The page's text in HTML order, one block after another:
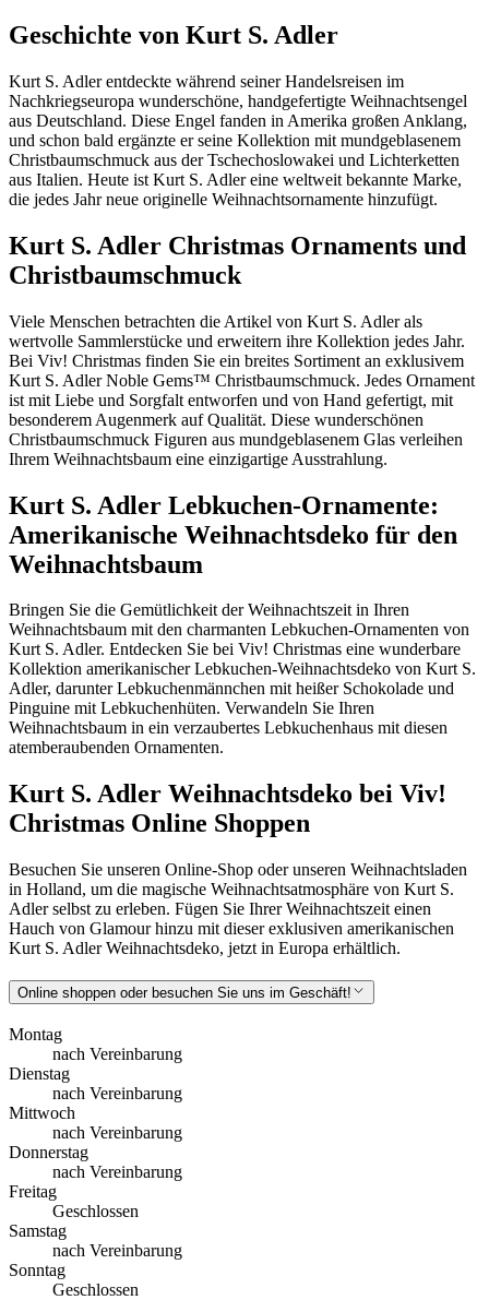
Geschichte von Kurt S. Adler
Kurt S. Adler entdeckte während seiner Handelsreisen im
Nachkriegseuropa wunderschöne, handgefertigte Weihnachtsengel
aus Deutschland. Diese Engel fanden in Amerika großen Anklang,
und schon bald ergänzte er seine Kollektion mit mundgeblasenem
Christbaumschmuck aus der Tschechoslowakei und Lichterketten
aus Italien. Heute ist Kurt S. Adler eine weltweit bekannte Marke,
die jedes Jahr neue originelle Weihnachtsornamente hinzufügt.
Kurt S. Adler Christmas Ornaments und
Christbaumschmuck
Viele Menschen betrachten die Artikel von Kurt S. Adler als
wertvolle Sammlerstücke und erweitern ihre Kollektion jedes Jahr.
Bei Viv! Christmas finden Sie ein breites Sortiment an exklusivem
Kurt S. Adler Noble Gems™ Christbaumschmuck. Jedes Ornament
ist mit Liebe und Sorgfalt entworfen und von Hand gefertigt, mit
besonderem Augenmerk auf Qualität. Diese wunderschönen
Christbaumschmuck Figuren aus mundgeblasenem Glas verleihen
Ihrem Weihnachtsbaum eine einzigartige Ausstrahlung.
Kurt S. Adler Lebkuchen-Ornamente:
Amerikanische Weihnachtsdeko für den
Weihnachtsbaum
Bringen Sie die Gemütlichkeit der Weihnachtszeit in Ihren
Weihnachtsbaum mit den charmanten Lebkuchen-Ornamenten von
Kurt S. Adler. Entdecken Sie bei Viv! Christmas eine wunderbare
Kollektion amerikanischer Lebkuchen-Weihnachtsdeko von Kurt S.
Adler, darunter Lebkuchenmännchen mit heißer Schokolade und
Pinguine mit Lebkuchenhüten. Verwandeln Sie Ihren
Weihnachtsbaum in ein verzaubertes Lebkuchenhaus mit diesen
atemberaubenden Ornamenten.
Kurt S. Adler Weihnachtsdeko bei Viv!
Christmas Online Shoppen
Besuchen Sie unseren Online-Shop oder unseren Weihnachtsladen
in Holland, um die magische Weihnachtsatmosphäre von Kurt S.
Adler selbst zu erleben. Fügen Sie Ihrer Weihnachtszeit einen
Hauch von Glamour hinzu mit dieser exklusiven amerikanischen
Kurt S. Adler Weihnachtsdeko, jetzt in Europa erhältlich.
Online shoppen oder besuchen Sie uns im Geschäft!
Montag
nach Vereinbarung
Dienstag
nach Vereinbarung
Mittwoch
nach Vereinbarung
Donnerstag
nach Vereinbarung
Freitag
Geschlossen
Samstag
nach Vereinbarung
Sonntag
Geschlossen